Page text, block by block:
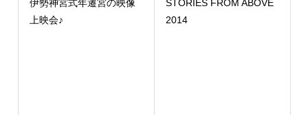
伊勢神宮式年遷宮の映像
上映会♪
STORIES FROM ABOVE
2014